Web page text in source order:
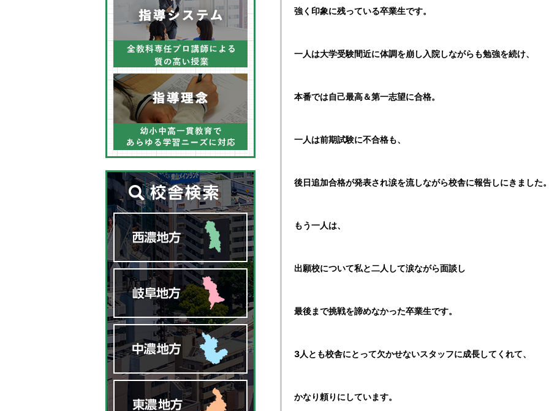
強く印象に残っている卒業生です。
一人は大学受験間近に体調を崩し入院しながらも勉強を続け、
本番では自己最高＆第一志望に合格。
一人は前期試験に不合格も、
後日追加合格が発表され涙を流しながら校舎に報告しにきました
もう一人は、
出願校について私と二人して涙ながら面談し
最後まで挑戦を諦めなかった卒業生です。
3人とも校舎にとって欠かせないスタッフに成長してくれて、
かなり頼りにしています。